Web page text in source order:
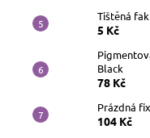
Tištěná
5 Kč
Black
78 Kč
Prázdná
104 Kč